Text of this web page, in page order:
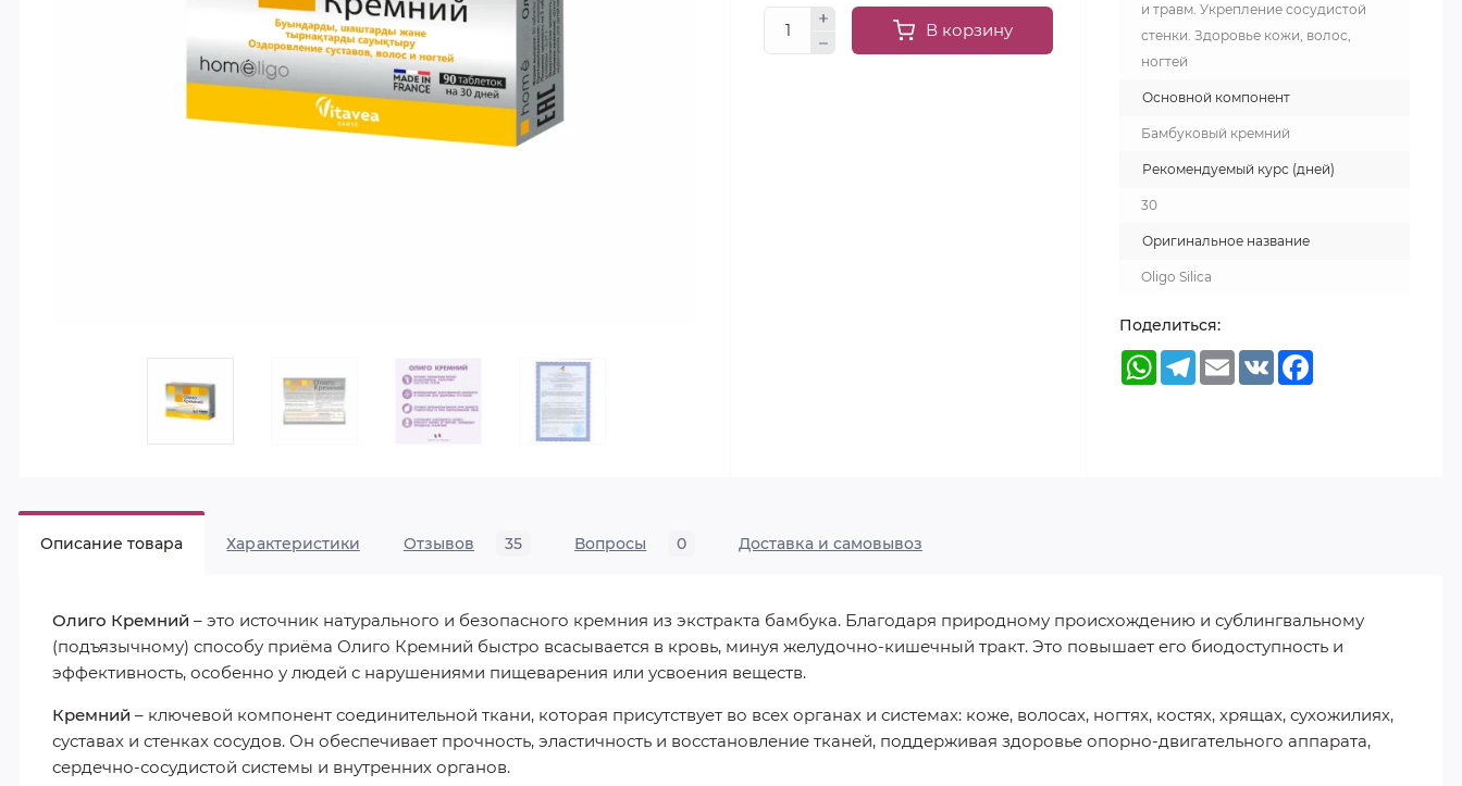
В корзину
и травм. Укрепление сосудистой
стенки. Здоровье кожи, волос,
ногтей
Основной компонент
Бамбуковый кремний
Рекомендуемый курс (дней)
30
Оригинальное название
Oligo Silica
Поделиться:
WhatsApp
Telegram
EmailVK
Описание товара Характеристики Отзывов 35 Вопросы 0 Доставка и самовывоз
Олиго Кремний – это источник натурального и безопасного кремния из экстракта бамбука. Благодаря природному происхождению и сублингвальному
(подъязычному) способу приёма Олиго Кремний быстро всасывается в кровь, минуя желудочно-кишечный тракт. Это повышает его биодоступность и
эффективность, особенно у людей с нарушениями пищеварения или усвоения веществ.
Кремний – ключевой компонент соединительной ткани, которая присутствует во всех органах и системах: коже, волосах, ногтях, костях, хрящах, сухожилиях,
суставах и стенках сосудов. Он обеспечивает прочность, эластичность и восстановление тканей, поддерживая здоровье опорно-двигательного аппарата,
сердечно-сосудистой системы и внутренних органов.